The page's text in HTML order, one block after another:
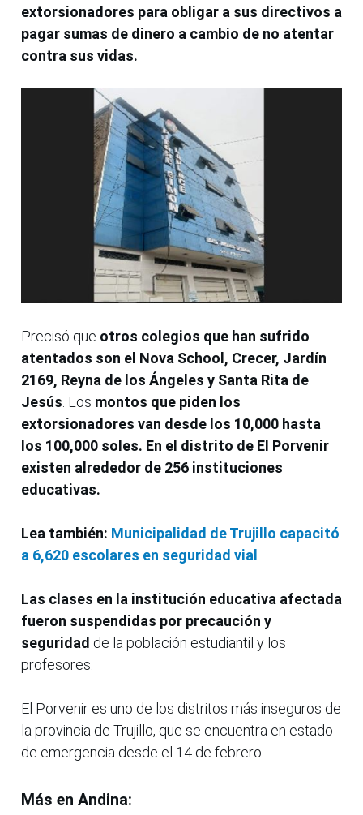
extorsionadores para obligar a sus directivos a
pagar sumas de dinero a cambio de no atentar
contra sus vidas.
Precisó que otros colegios que han sufrido
atentados son el Nova School, Crecer, Jardín
2169, Reyna de los Ángeles y Santa Rita de
Jesús . Los montos que piden los
extorsionadores van desde los 10,000 hasta
los 100,000 soles. En el distrito de El Porvenir
existen alrededor de 256 instituciones
educativas.
Lea también: Municipalidad de Trujillo capacitó
a 6,620 escolares en seguridad vial
Las clases en la institución educativa afectada
fueron suspendidas por precaución y
seguridad de la población estudiantil y los
profesores.
El Porvenir es uno de los distritos más inseguros de
la provincia de Trujillo, que se encuentra en estado
de emergencia desde el 14 de febrero.
Más en Andina: